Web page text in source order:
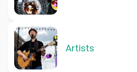
Artists